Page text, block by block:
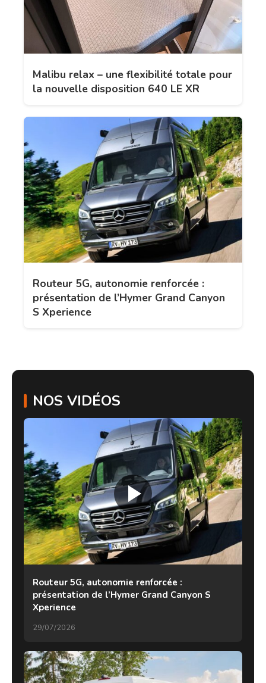
Malibu relax – une flexibilité totale pour
la nouvelle disposition 640 LE XR
Routeur 5G, autonomie renforcée :
présentation de l’Hymer Grand Canyon
S Xperience
NOS VIDÉOS
Routeur 5G, autonomie renforcée :
présentation de l’Hymer Grand Canyon S
Xperience
29/07/2026